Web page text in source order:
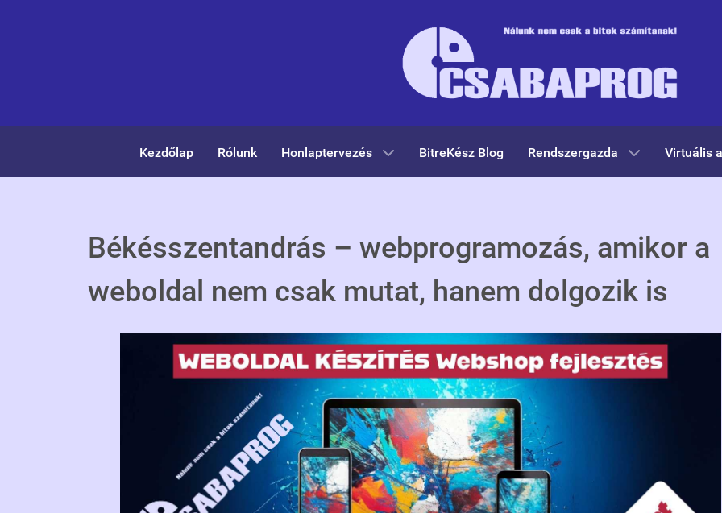
Kezdőlap Rólunk Honlaptervezés BitreKész Blog Rendszergazda Virtuális
Békésszentandrás – webprogramozás, amikor a
weboldal nem csak mutat, hanem dolgozik is